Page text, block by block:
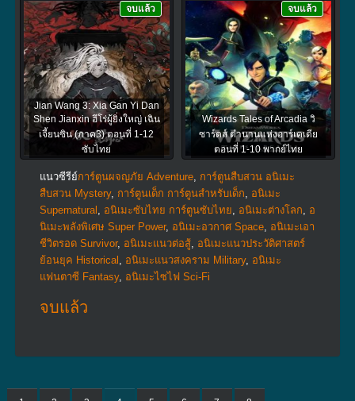
Jian Wang 3: Xia Gan Yi Dan
Shen Jianxin ฮีโร่ผู้ยิ่งใหญ่ เฉิน
เจี้ยนซิน (ภาค3) ตอนที่ 1-12
ซับไทย
จบแล้ว
Wizards Tales of Arcadia วิ
ซาร์ดส์ ตำนานแห่งอาร์เคเดีย
ตอนที่ 1-10 พากย์ไทย
จบแล้ว
แนวซีรีย์การ์ตูนผจญภัย Adventure, การ์ตูนสืบสวน อนิเมะ
สืบสวน Mystery, การ์ตูนเด็ก การ์ตูนสำหรับเด็ก, อนิเมะ
Supernatural , อนิเมะซับไทย การ์ตูนซับไทย, อนิเมะต่างโลก, อ
นิเมะพลังพิเศษ Super Power, อนิเมะอวกาศ Space, อนิเมะเอา
ชีวิตรอด Survivor, อนิเมะแนวต่อสู้, อนิเมะแนวประวัติศาสตร์
ย้อนยุค Historical , อนิเมะแนวสงคราม Military, อนิเมะ
แฟนตาซี Fantasy, อนิเมะไซไฟ Sci-Fi
จบแล้ว